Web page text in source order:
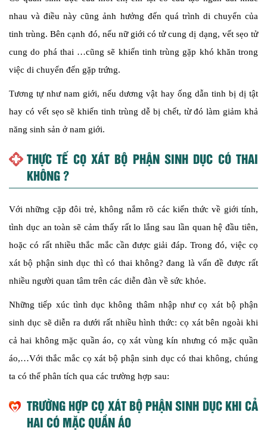
nhau và điều này cũng ảnh hưởng đến quá trình di chuyển của
tinh trùng. Bên cạnh đó, nếu nữ giới có tử cung dị dạng, vết sẹo tử
cung do phá thai …cũng sẽ khiến tinh trùng gặp khó khăn trong
việc di chuyển đến gặp trứng.
Tương tự như nam giới, nếu dương vật hay ống dẫn tinh bị dị tật
hay có vết sẹo sẽ khiến tinh trùng dễ bị chết, từ đó làm giảm khả
năng sinh sản ở nam giới.
THỰC TẾ CỌ XÁT BỘ PHẬN SINH DỤC CÓ THAI
KHÔNG ?
Với những cặp đôi trẻ, không nắm rõ các kiến thức về giới tính,
tình dục an toàn sẽ cảm thấy rất lo lắng sau lần quan hệ đầu tiên,
hoặc có rất nhiều thắc mắc cần được giải đáp. Trong đó, việc cọ
xát bộ phận sinh dục thì có thai không? đang là vấn đề được rất
nhiều người quan tâm trên các diễn đàn về sức khỏe.
Những tiếp xúc tình dục không thâm nhập như cọ xát bộ phận
sinh dục sẽ diễn ra dưới rất nhiều hình thức: cọ xát bên ngoài khi
cả hai không mặc quần áo, cọ xát vùng kín nhưng có mặc quần
áo,…Với thắc mắc cọ xát bộ phận sinh dục có thai không, chúng
ta có thể phân tích qua các trường hợp sau:
TRƯỜNG HỢP CỌ XÁT BỘ PHẬN SINH DỤC KHI CẢ
HAI CÓ MẶC QUẦN ÁO